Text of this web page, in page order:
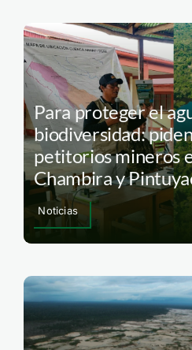
Para proteger el
biodiversidad:
petitorios mineros
Chambira y
Noticias